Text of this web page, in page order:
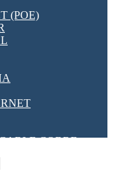
(POE)
COBRE